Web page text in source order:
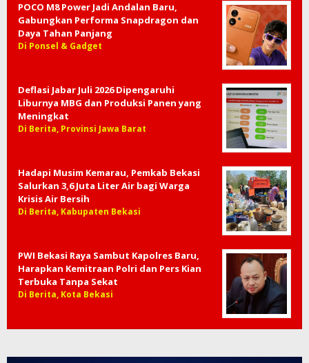
POCO M8 Power Jadi Andalan Baru,
Gabungkan Performa Snapdragon dan
Daya Tahan Panjang
Di Ponsel & Gadget
Deflasi Jabar Juli 2026 Dipengaruhi
Liburnya MBG dan Produksi Panen yang
Meningkat
Di Berita, Provinsi Jawa Barat
Hadapi Musim Kemarau, Pemkab Bekasi
Salurkan 3,6 Juta Liter Air bagi Warga
Krisis Air Bersih
Di Berita, Kabupaten Bekasi
PWI Bekasi Raya Sambut Kapolres Baru,
Harapkan Kemitraan Polri dan Pers Kian
Terbuka Tanpa Sekat
Di Berita, Kota Bekasi